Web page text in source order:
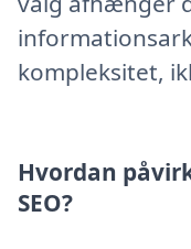
kompleksitet,
Hvordan
SEO?